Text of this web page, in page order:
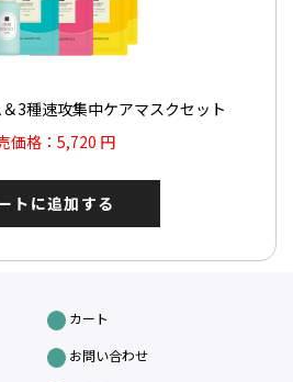
3種速攻集中ケアマスクセット
価格：5,720 円
トに追加する
カート
お問い合わせ